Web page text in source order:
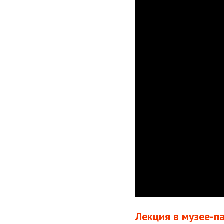
Лекция в музее-